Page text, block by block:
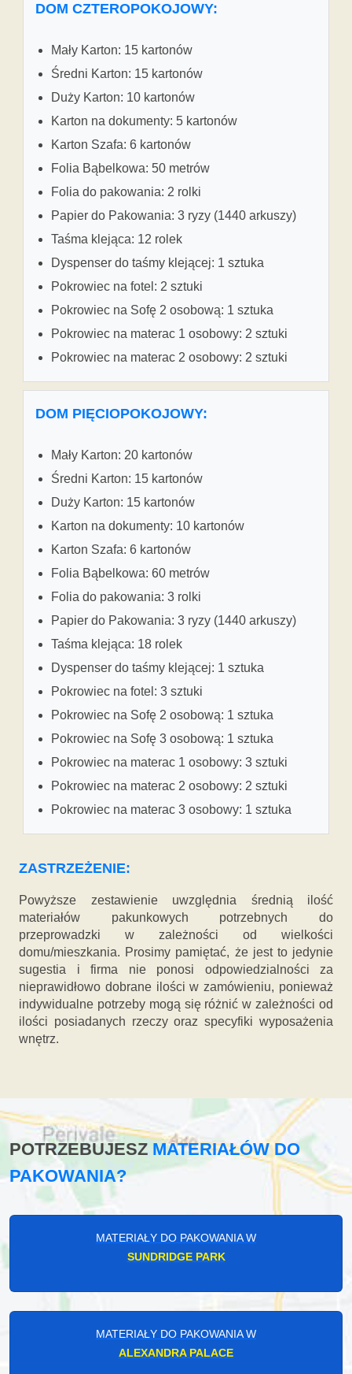
DOM CZTEROPOKOJOWY:
Mały Karton: 15 kartonów
Średni Karton: 15 kartonów
Duży Karton: 10 kartonów
Karton na dokumenty: 5 kartonów
Karton Szafa: 6 kartonów
Folia Bąbelkowa: 50 metrów
Folia do pakowania: 2 rolki
Papier do Pakowania: 3 ryzy (1440 arkuszy)
Taśma klejąca: 12 rolek
Dyspenser do taśmy klejącej: 1 sztuka
Pokrowiec na fotel: 2 sztuki
Pokrowiec na Sofę 2 osobową: 1 sztuka
Pokrowiec na materac 1 osobowy: 2 sztuki
Pokrowiec na materac 2 osobowy: 2 sztuki
DOM PIĘCIOPOKOJOWY:
Mały Karton: 20 kartonów
Średni Karton: 15 kartonów
Duży Karton: 15 kartonów
Karton na dokumenty: 10 kartonów
Karton Szafa: 6 kartonów
Folia Bąbelkowa: 60 metrów
Folia do pakowania: 3 rolki
Papier do Pakowania: 3 ryzy (1440 arkuszy)
Taśma klejąca: 18 rolek
Dyspenser do taśmy klejącej: 1 sztuka
Pokrowiec na fotel: 3 sztuki
Pokrowiec na Sofę 2 osobową: 1 sztuka
Pokrowiec na Sofę 3 osobową: 1 sztuka
Pokrowiec na materac 1 osobowy: 3 sztuki
Pokrowiec na materac 2 osobowy: 2 sztuki
Pokrowiec na materac 3 osobowy: 1 sztuka
ZASTRZEŻENIE:
Powyższe zestawienie uwzględnia średnią ilość
materiałów pakunkowych potrzebnych do
przeprowadzki w zależności od wielkości
domu/mieszkania. Prosimy pamiętać, że jest to jedynie
sugestia i firma nie ponosi odpowiedzialności za
nieprawidłowo dobrane ilości w zamówieniu, ponieważ
indywidualne potrzeby mogą się różnić w zależności od
ilości posiadanych rzeczy oraz specyfiki wyposażenia
wnętrz.
POTRZEBUJESZMATERIAŁÓW DO
PAKOWANIA?
MATERIAŁY DO PAKOWANIA W
SUNDRIDGE PARK
MATERIAŁY DO PAKOWANIA W
ALEXANDRA PALACE